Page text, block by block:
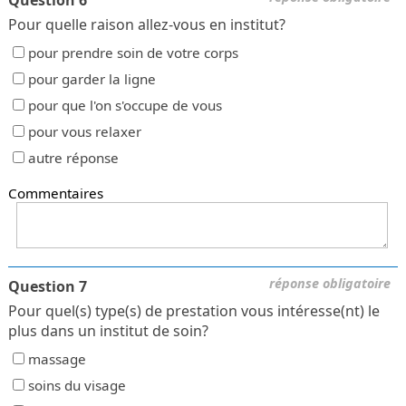
Pour quelle raison allez-vous en institut?
pour prendre soin de votre corps
pour garder la ligne
pour que l'on s'occupe de vous
pour vous relaxer
autre réponse
Commentaires
réponse obligatoire
Question 7
Pour quel(s) type(s) de prestation vous intéresse(nt) le
plus dans un institut de soin?
massage
soins du visage